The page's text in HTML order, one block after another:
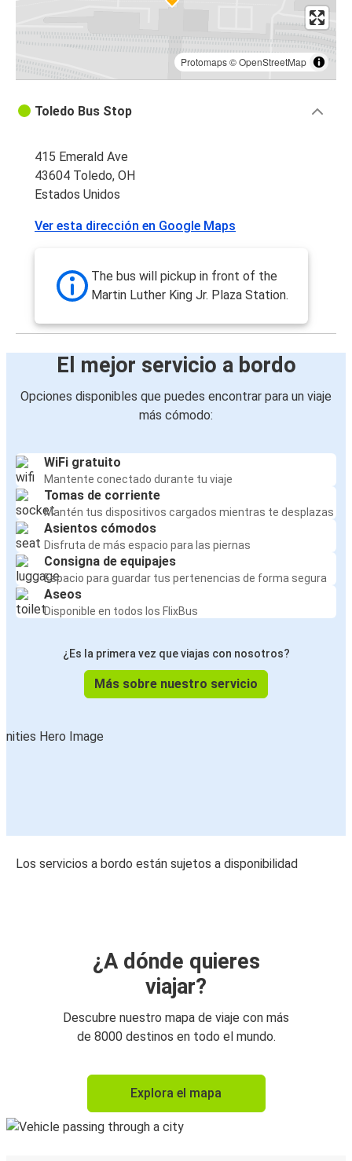
Protomaps©OpenStreetMap
Toledo Bus Stop
415 Emerald Ave
43604 Toledo, OH
Estados Unidos
Ver esta dirección en Google Maps
The bus will pickup in front of the
Martin Luther King Jr. Plaza Station.
El mejor servicio a bordo
Opciones disponibles que puedes encontrar para un viaje
más cómodo:
WiFi gratuito
Mantente conectado durante tu viaje
Tomas de corriente
Mantén tus dispositivos cargados mientras te desplazas
Asientos cómodos
Disfruta de más espacio para las piernas
Consigna de equipajes
Espacio para guardar tus pertenencias de forma segura
Aseos
Disponible en todos los FlixBus
¿Es la primera vez que viajas con nosotros?
Más sobre nuestro servicio
Los servicios a bordo están sujetos a disponibilidad
¿A dónde quieres
viajar?
Descubre nuestro mapa de viaje con más
de 8000 destinos en todo el mundo.
Explora el mapa